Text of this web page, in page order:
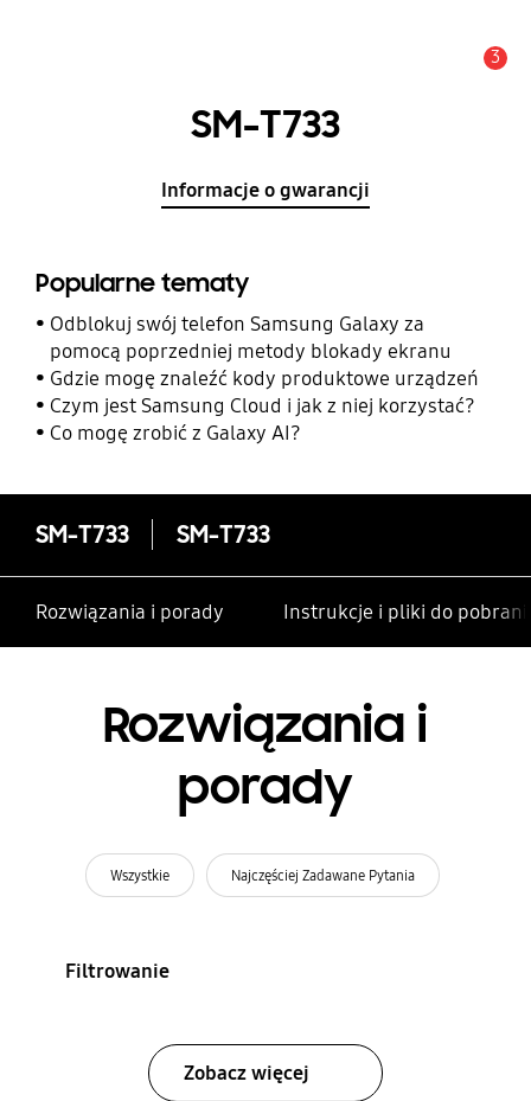
3
SM-T733
Informacje o gwarancji
Popularne tematy
Odblokuj swój telefon Samsung Galaxy za
pomocą poprzedniej metody blokady ekranu
Gdzie mogę znaleźć kody produktowe urządzeń
Czym jest Samsung Cloud i jak z niej korzystać?
Co mogę zrobić z Galaxy AI?
SM-T733 SM-T733
Rozwiązania i porady Instrukcje i pliki do
Rozwiązania i
porady
Wszystkie Najczęściej Zadawane Pytania
Filtrowanie
Zobacz więcej